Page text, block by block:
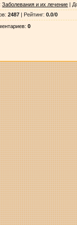
:Заболевания и их лечение |
:2487 | Рейтинг:0.0/0
:0